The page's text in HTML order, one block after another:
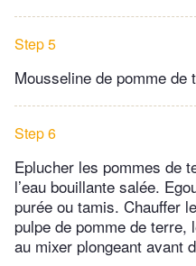
Step 5
Mousseline de pomme de
Step 6
Eplucher les pommes de
l’eau bouillante salée.
purée ou tamis. Chauffer
pulpe de pomme de
au mixer plongeant avant